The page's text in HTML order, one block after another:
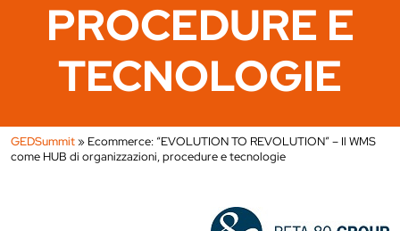
PROCEDURE E
TECNOLOGIE
GEDSummit» Ecommerce: “EVOLUTION TO REVOLUTION” – Il WMS
come HUB di organizzazioni, procedure e tecnologie